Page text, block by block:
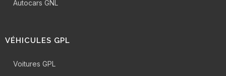
Autocars GNL
VÉHICULES GPL
Voitures GPL